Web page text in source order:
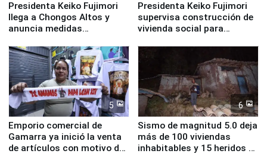
Presidenta Keiko Fujimori
llega a Chongos Altos y
anuncia medidas
educación, salud y empleo
Presidenta Keiko Fujimori
supervisa construcción de
vivienda social para
5
Emporio comercial de
Gamarra ya inició la venta
de artículos con motivo de
6
Sismo de magnitud 5.0 deja
más de 100 viviendas
inhabitables y 15 heridos en